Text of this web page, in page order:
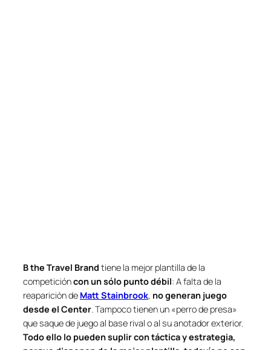
B the Travel Brand tiene la mejor plantilla de la
competicióncon un sólo punto débil: A falta de la
reaparición de Matt Stainbrook, no generan juego
desde el Center. Tampoco tienen un «perro de presa»
que saque de juego al base rival o al su anotador exterior.
Todo ello lo pueden suplir con táctica y estrategia,